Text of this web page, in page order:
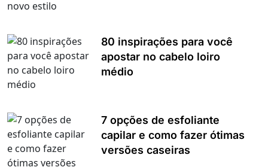
80 inspirações para você
apostar no cabelo loiro
médio
7 opções de esfoliante
capilar e como fazer ótimas
versões caseiras